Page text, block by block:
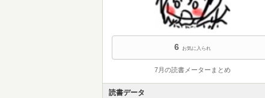
6 お気に入られ
7月の読書メーターまとめ
読書データ